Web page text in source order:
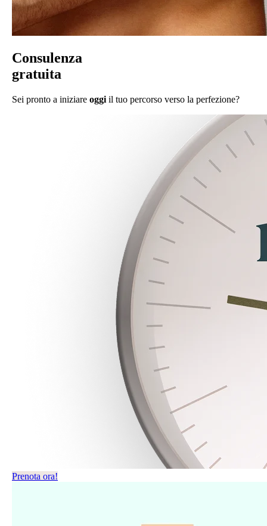
Consulenza
gratuita
Sei pronto a iniziare oggi il tuo percorso verso la perfezione?
Prenota ora!